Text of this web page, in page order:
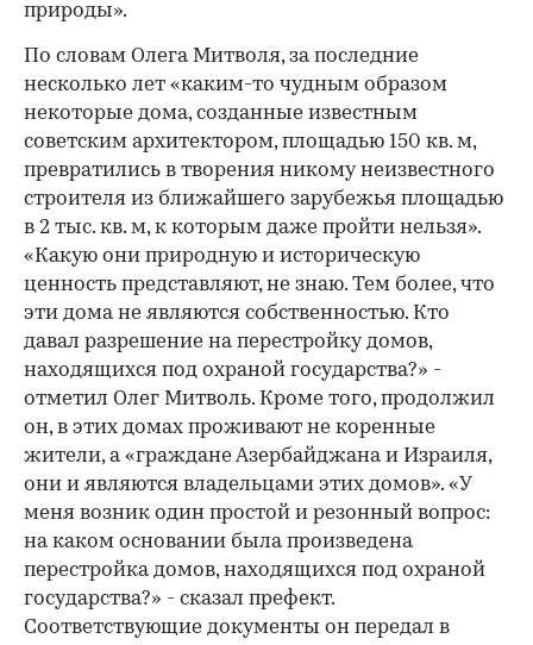
природы».
По словам Олега Митволя, за последние
несколько лет «каким-то чудным образом
некоторые дома, созданные известным
советским архитектором, площадью 150 кв. м,
превратились в творения никому неизвестного
строителя из ближайшего зарубежья площадью
в 2 тыс. кв. м, к которым даже пройти нельзя».
«Какую они природную и историческую
ценность представляют, не знаю. Тем более, что
эти дома не являются собственностью. Кто
давал разрешение на перестройку домов,
находящихся под охраной государства?» -
отметил Олег Митволь. Кроме того, продолжил
он, в этих домах проживают не коренные
жители, а «граждане Азербайджана и Израиля,
они и являются владельцами этих домов». «У
меня возник один простой и резонный вопрос:
на каком основании была произведена
перестройка домов, находящихся под охраной
государства?» - сказал префект.
Соответствующие документы он передал в